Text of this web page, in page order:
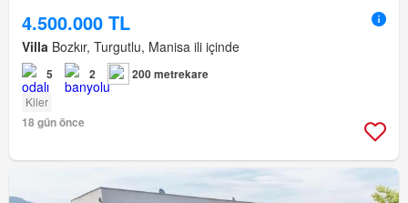
4.500.000 TL
Villa Bozkır, Turgutlu, Manisa ili içinde
5 2 200 metrekare
Kiler
18 gün önce